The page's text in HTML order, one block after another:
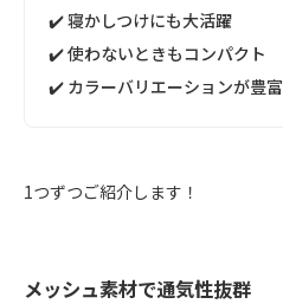
✔️ 寝かしつけにも大活躍
✔️ 使わないときもコンパクト
✔️ カラーバリエーションが豊富
1つずつご紹介します！
メッシュ素材で通気性抜群